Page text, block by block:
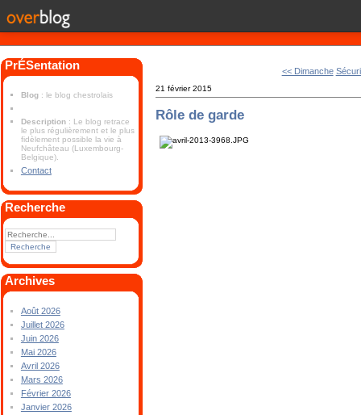
PrÉSentation
Blog : le blog chestrolais
Description : Le blog retrace
le plus régulièrement et le plus
fidèlement possible la vie à
Neufchâteau (Luxembourg-
Belgique).
Contact
Recherche
Archives
Août 2026
Juillet 2026
Juin 2026
Mai 2026
Avril 2026
Mars 2026
Février 2026
Janvier 2026
<< Dimanche
21 février 2015
Rôle de garde